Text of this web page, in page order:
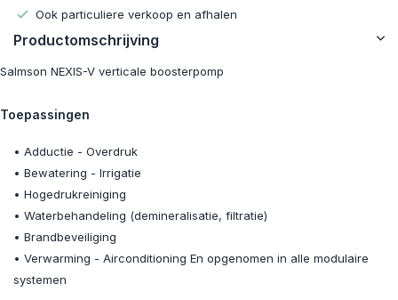
Ook particuliere verkoop en afhalen
Productomschrijving
Salmson NEXIS-V verticale boosterpomp
Toepassingen
• Adductie - Overdruk
• Bewatering - Irrigatie
• Hogedrukreiniging
• Waterbehandeling (demineralisatie, filtratie)
• Brandbeveiliging
• Verwarming - Airconditioning En opgenomen in alle modulaire
systemen